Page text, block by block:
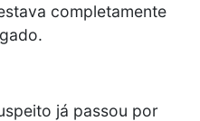
completamente
já passou por